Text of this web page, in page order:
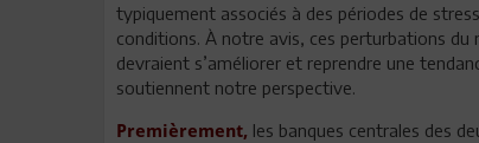
typiquement associés à des périodes de
conditions. À notre avis, ces perturbations
devraient s’améliorer et reprendre une
soutiennent notre perspective.
Premièrement, les banques centrales des